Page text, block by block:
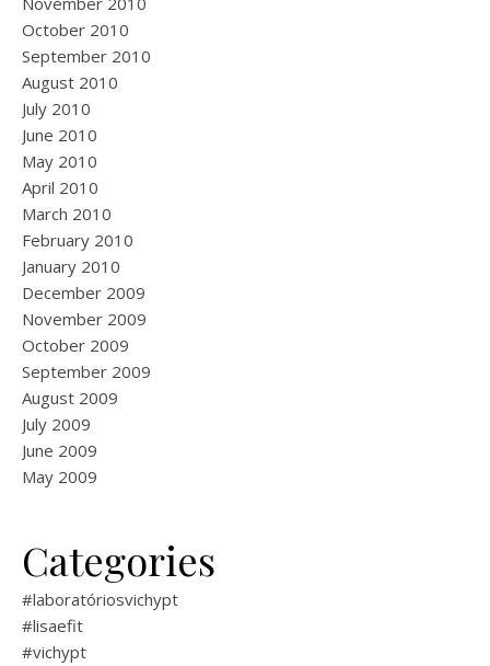
October 2010
September 2010
August 2010
July 2010
June 2010
May 2010
April 2010
March 2010
February 2010
January 2010
December 2009
November 2009
October 2009
September 2009
August 2009
July 2009
June 2009
May 2009
Categories
#laboratóriosvichypt
#lisaefit
#vichypt